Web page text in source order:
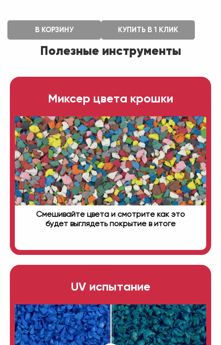
В КОРЗИНУ КУПИТЬ В 1 КЛИК
Полезные инструменты
Миксер цвета крошки
Смешивайте цвета и смотрите как это
будет выглядеть покрытие в итоге
UV испытание